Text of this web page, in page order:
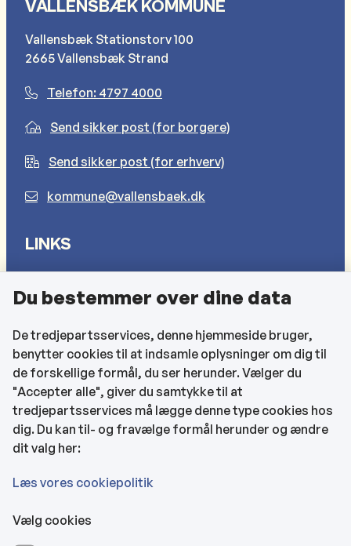
VALLENSBÆK KOMMUNE
Vallensbæk Stationstorv 100
2665 Vallensbæk Strand
Telefon: 4797 4000
Send sikker post (for borgere)
Send sikker post (for erhverv)
kommune@vallensbaek.dk
LINKS
Cookies
Find EAN-numre
CVR og bankoplysninger
Tilgængelighedserklæring
KONTAKTOPLYSNINGER
Rådhuset
Kultur- & Borgerhuset
Du bestemmer over dine data
De tredjepartsservices, denne hjemmeside bruger,
benytter cookies til at indsamle oplysninger om dig til
de forskellige formål, du ser herunder. Vælger du
"Accepter alle", giver du samtykke til at
tredjepartsservices må lægge denne type cookies hos
dig. Du kan til- og fravælge formål herunder og ændre
dit valg her:
Læs vores cookiepolitik
Vælg cookies